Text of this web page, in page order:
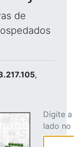
de
,
Digite
lado no